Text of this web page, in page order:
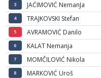
3 JAĆIMOVIĆ NemanJa
4 TRAJKOVSKI Stefan
5 AVRAMOVIĆ Danilo
6 KALAT Nemanja
7 MOMČILOVIĆ Nikola
8 MARKOVIĆ Uroš